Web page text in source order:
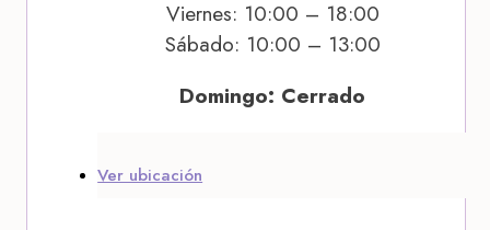
Viernes: 10:00 – 18:00
Sábado: 10:00 – 13:00
Domingo: Cerrado
Ver ubicación